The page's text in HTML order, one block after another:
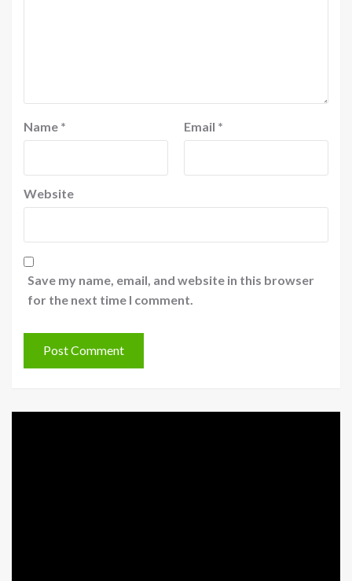
Name * Email *
Website
Save my name, email, and website in this browser
for the next time I comment.